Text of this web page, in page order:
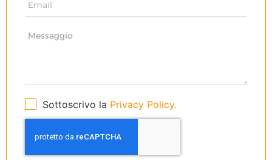
Sottoscrivo la Privacy Policy.